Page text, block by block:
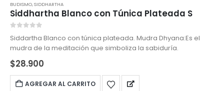
BUDISMO,SIDDHARTHA
Siddhartha Blanco con Túnica Plateada S
Siddartha Blanco con túnica plateada. Mudra Dhyana:Es el
mudra de la meditación que simboliza la sabiduría.
$28.900
AGREGAR AL CARRITO